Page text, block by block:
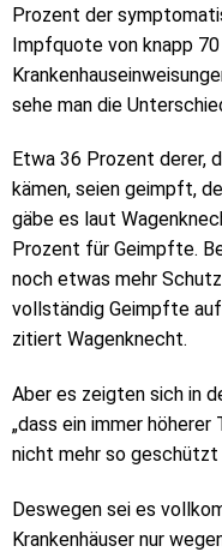
Prozent der
Impfquote von knapp
sehe man die
Etwa 36 Prozent derer,
kämen, seien geimpft,
gäbe es laut
Prozent für Geimpfte.
noch etwas mehr
vollständig Geimpfte
zitiert Wagenknecht.
Aber es zeigten sich in
„dass ein immer
nicht mehr so geschützt
Deswegen sei es
Krankenhäuser nur